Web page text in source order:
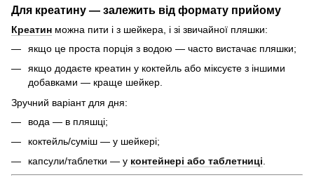
Для креатину — залежить від формату прийому
Креатин можна пити і з шейкера, і зі звичайної пляшки:
якщо це проста порція з водою — часто вистачає пляшки;
якщо додаєте креатин у коктейль або міксуєте з іншими
добавками — краще шейкер.
Зручний варіант для дня:
вода — в пляшці;
коктейль/суміш — у шейкері;
капсули/таблетки — у контейнері або таблетниці.